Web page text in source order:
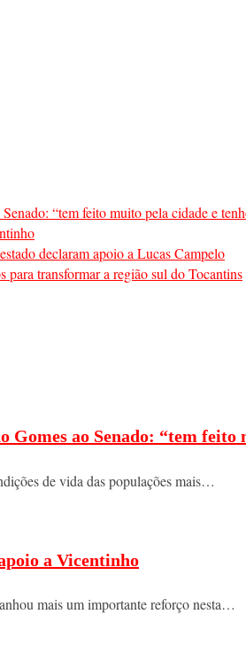
“tem feito muito pela cidade e
declaram apoio a Lucas Campelo
transformar a região sul do Tocantins
ao Senado: “tem
de vida das populações mais…
a Vicentinho
mais um importante reforço nesta…